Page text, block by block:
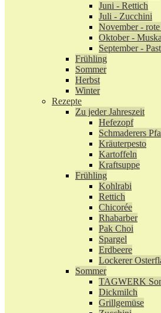
Juni - Rettich
Juli - Zucchini
November -
Oktober -
September -
Frühling
Sommer
Herbst
Winter
Rezepte
Zu jeder Jahreszeit
Hefezopf
Schmaderers
Kräuterpesto
Kartoffeln
Kraftsuppe
Frühling
Kohlrabi
Rettich
Chicorée
Rhabarber
Pak Choi
Spargel
Erdbeere
Lockerer
Sommer
TAGWERK
Dickmilch
Grillgemüse